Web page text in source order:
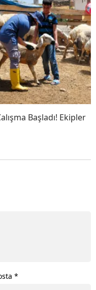
Başladı! Ekipler
*